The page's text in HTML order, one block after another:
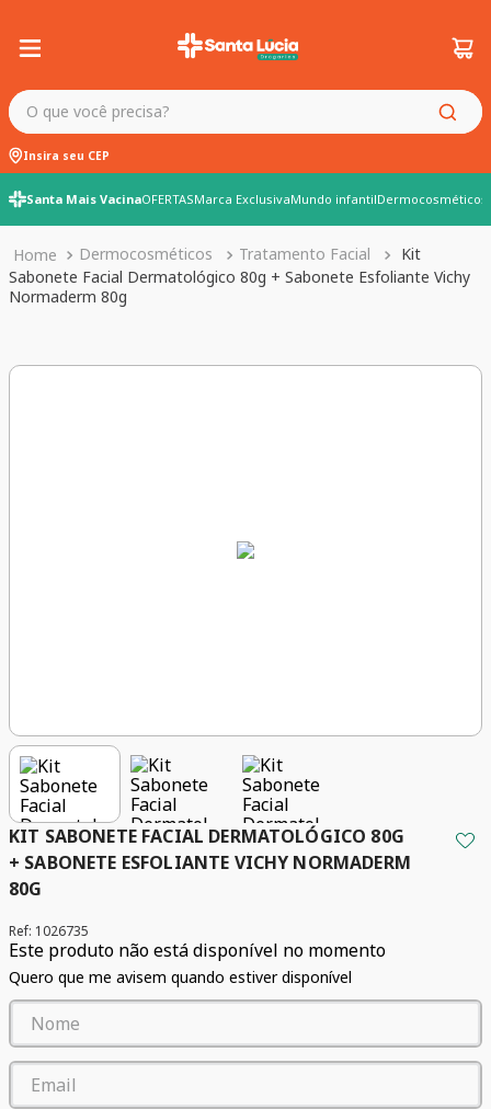
O que você precisa?
Insira seu CEP
Santa Mais VacinaOFERTASMarca ExclusivaMundo infantilDermocosméticos
Dermocosméticos Tratamento Facial
Kit
Sabonete Facial Dermatológico 80g + Sabonete Esfoliante Vichy
Normaderm 80g
KIT SABONETE FACIAL DERMATOLÓGICO 80G
+ SABONETE ESFOLIANTE VICHY NORMADERM
80G
Ref: 1026735
Este produto não está disponível no momento
Quero que me avisem quando estiver disponível